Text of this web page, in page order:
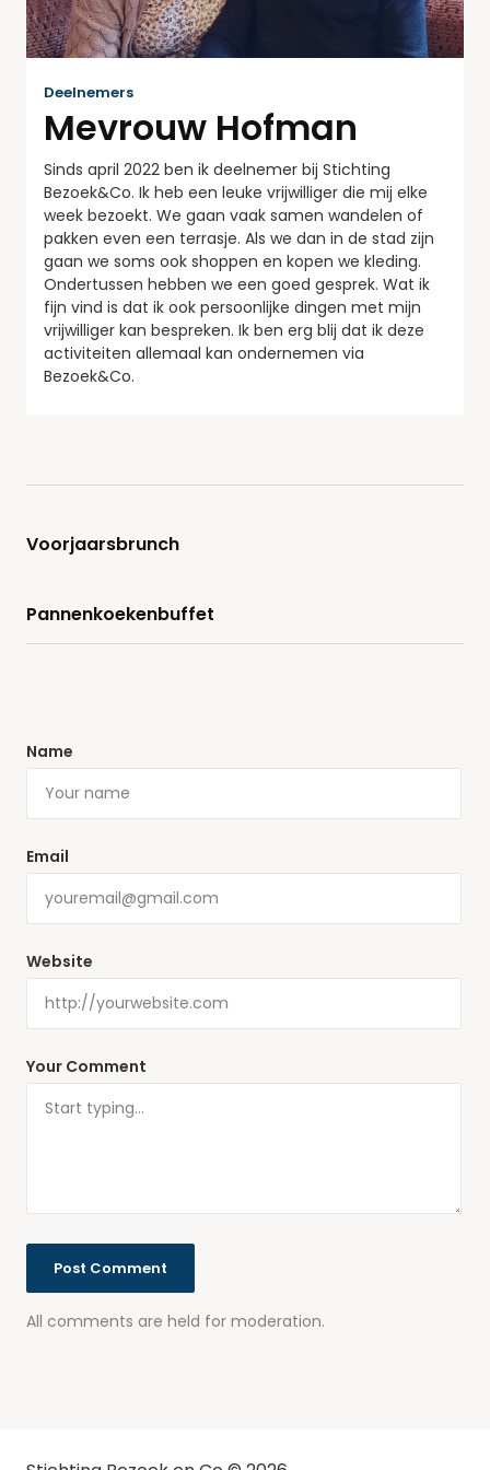
Deelnemers
Mevrouw Hofman
Sinds april 2022 ben ik deelnemer bij Stichting
Bezoek&Co. Ik heb een leuke vrijwilliger die mij elke
week bezoekt. We gaan vaak samen wandelen of
pakken even een terrasje. Als we dan in de stad zijn
gaan we soms ook shoppen en kopen we kleding.
Ondertussen hebben we een goed gesprek. Wat ik
fijn vind is dat ik ook persoonlijke dingen met mijn
vrijwilliger kan bespreken. Ik ben erg blij dat ik deze
activiteiten allemaal kan ondernemen via
Bezoek&Co.
Voorjaarsbrunch
Pannenkoekenbuffet
Your Comment
All comments are held for moderation.
Name
Email
Website